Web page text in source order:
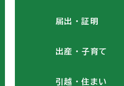
届出・証明
出産・子育て
引越・住まい